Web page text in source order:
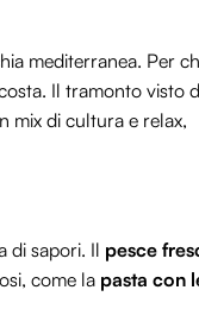
mediterranea. Per
Il tramonto visto
mix di cultura e relax,
di sapori. Il pesce
come la pasta con